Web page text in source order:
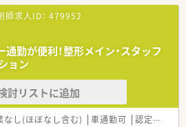
物像について】
化を目指し、欠員に伴う新たな正社員の勤
ます。
持ちよく協力しながら、明るくコミュニケ
歓迎します。
験を生かして、周囲と調和しながら意欲的
です。
イメージ】
方箋を取り扱うため、薬剤師としての幅広
師求人ID： 479952
通勤が便利！整形メイン・スタッフ
ョン
討リストに追加
なし(ほぼなし含む) 車通勤可 認定薬剤師取得支援あり